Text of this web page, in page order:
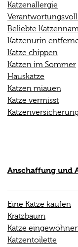
Katzenallergie
Beliebte
Katzenurin
Katze chippen
Katzen im Sommer
Hauskatze
Katzen miauen
Katze vermisst
Anschaffung und
Eine Katze kaufen
Kratzbaum
Katze
Katzentoilette